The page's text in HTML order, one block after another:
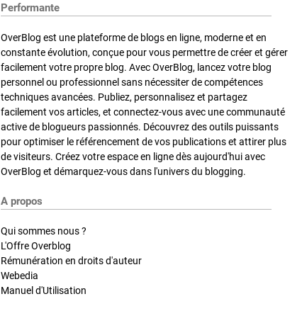
Performante
OverBlog est une plateforme de blogs en ligne, moderne et en
constante évolution, conçue pour vous permettre de créer et gérer
facilement votre propre blog. Avec OverBlog, lancez votre blog
personnel ou professionnel sans nécessiter de compétences
techniques avancées. Publiez, personnalisez et partagez
facilement vos articles, et connectez-vous avec une communauté
active de blogueurs passionnés. Découvrez des outils puissants
pour optimiser le référencement de vos publications et attirer plus
de visiteurs. Créez votre espace en ligne dès aujourd'hui avec
OverBlog et démarquez-vous dans l'univers du blogging.
A propos
Qui sommes nous ?
L'Offre Overblog
Rémunération en droits d'auteur
Webedia
Manuel d'Utilisation